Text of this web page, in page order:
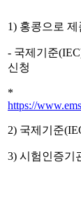
1) 홍콩으로 제
- 국제기준
신청
*
https://
2) 국제기준
3) 시험인증기